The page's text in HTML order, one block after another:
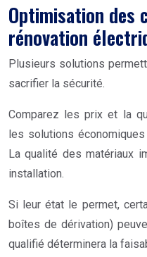
Optimisation des
rénovation
Plusieurs solutions
sacrifier la sécurité.
Comparez les prix et la
les solutions
La qualité des matériaux
installation.
Si leur état le permet,
boîtes de dérivation)
qualifié déterminera la